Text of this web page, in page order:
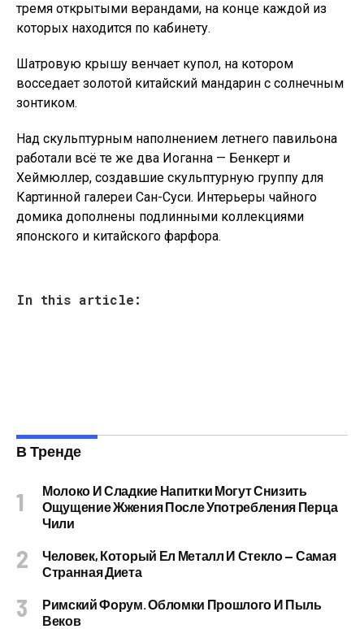
тремя открытыми верандами, на конце каждой из
которых находится по кабинету.
Шатровую крышу венчает купол, на котором
восседает золотой китайский мандарин с солнечным
зонтиком.
Над скульптурным наполнением летнего павильона
работали всё те же два Иоганна — Бенкерт и
Хеймюллер, создавшие скульптурную группу для
Картинной галереи Сан-Суси. Интерьеры чайного
домика дополнены подлинными коллекциями
японского и китайского фарфора.
In this article:
В Тренде
Молоко И Сладкие Напитки Могут Снизить
Ощущение Жжения После Употребления Перца
Чили
Человек, Который Ел Металл И Стекло — Самая
Странная Диета
Римский Форум. Обломки Прошлого И Пыль
Веков